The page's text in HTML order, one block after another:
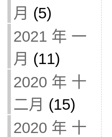
月 (5)
2021 年 一
月 (11)
2020 年 十
二月 (15)
2020 年 十